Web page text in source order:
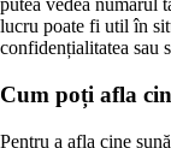
putea vedea numărul
lucru poate fi util în
confidențialitatea sau
Cum poți afla
Pentru a afla cine